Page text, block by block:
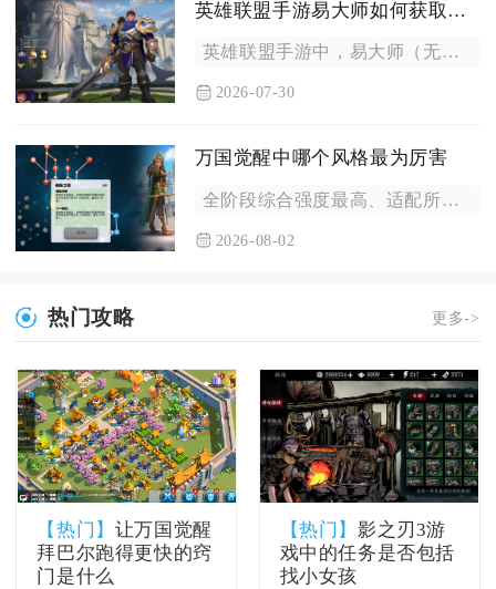
英雄联盟手游易大师如何获取方法
英雄联盟手游中，易大师（无极剑圣）的基础英雄主要可以通过蓝色...
2026-07-30
万国觉醒中哪个风格最为厉害
全阶段综合强度最高、适配所有玩家群体的文明风格是中式文明，兼...
2026-08-02
热门攻略 更多->
【热门】 让万国觉醒
拜巴尔跑得更快的窍
门是什么
【热门】影之刃3游
戏中的任务是否包括
找小女孩